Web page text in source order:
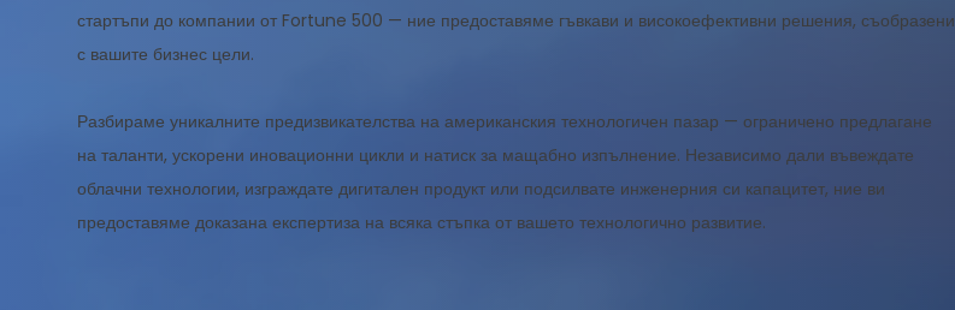
стартъпи до компании от Fortune 500 — ние предоставяме гъвкави и високоефективни решения, съобразени
с вашите бизнес цели.
Разбираме уникалните предизвикателства на американския технологичен пазар — ограничено предлагане
на таланти, ускорени иновационни цикли и натиск за мащабно изпълнение. Независимо дали въвеждате
облачни технологии, изграждате дигитален продукт или подсилвате инженерния си капацитет, ние ви
предоставяме доказана експертиза на всяка стъпка от вашето технологично развитие.